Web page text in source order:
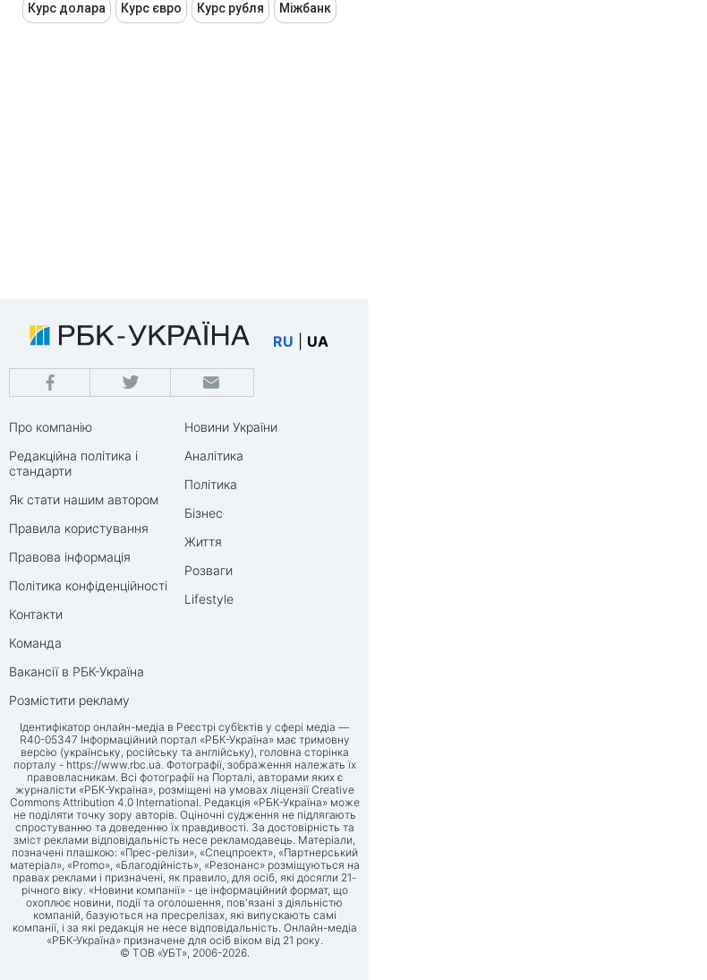
Курс долара Курс євро Курс рубля Міжбанк
RU UA
Про компанію
Редакційна політика і
стандарти
Як стати нашим автором
Правила користування
Правова інформація
Політика конфіденційності
Контакти
Команда
Вакансії в РБК-Україна
Розмістити рекламу
Новини України
Аналітика
Політика
Бізнес
Життя
Розваги
Lifestyle
Ідентифікатор онлайн-медіа в Реєстрі суб’єктів у сфері медіа —
R40-05347 Інформаційний портал «РБК-Україна» має тримовну
версію (українську, російську та англійську), головна сторінка
порталу - https://www.rbc.ua. Фотографії, зображення належать їх
правовласникам. Всі фотографії на Порталі, авторами яких є
журналісти «РБК-Україна», розміщені на умовах ліцензії Creative
Commons Attribution 4.0 International. Редакція «РБК-Україна» може
не поділяти точку зору авторів. Оціночні судження не підлягають
спростуванню та доведенню їх правдивості. За достовірність та
зміст реклами відповідальність несе рекламодавець. Матеріали,
позначені плашкою: «Прес-релізи», «Спецпроект», «Партнерський
матеріал», «Promo», «Благодійність», «Резонанс» розміщуються на
правах реклами і призначені, як правило, для осіб, які досягли 21-
річного віку. «Новини компанії» - це інформаційний формат, що
охоплює новини, події та оголошення, пов'язані з діяльністю
компаній, базуються на пресрелізах, які випускають самі
компанії, і за які редакція не несе відповідальність. Онлайн-медіа
«РБК-Україна» призначене для осіб віком від 21 року.
© ТОВ «УБТ», 2006-2026.